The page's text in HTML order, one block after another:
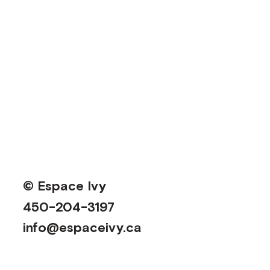
© Espace Ivy
450-204-3197
info@espaceivy.ca